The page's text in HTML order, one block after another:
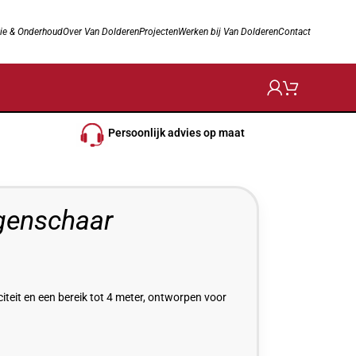
& OnderhoudOver Van DolderenProjectenWerken bij Van DolderenContact
Persoonlijk advies op maat
en een bereik tot 4 meter, ontworpen voor